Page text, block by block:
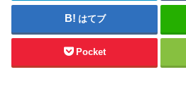
はてブ
Pocket